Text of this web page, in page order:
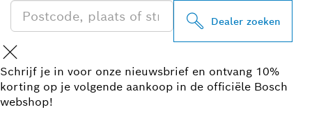
Dealer zoeken
Schrijf je in voor onze nieuwsbrief en ontvang 10%
korting op je volgende aankoop in de officiële Bosch
webshop!